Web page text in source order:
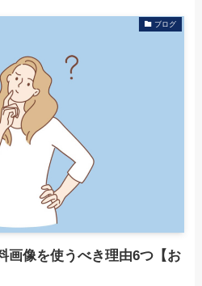
ブログ
画像を使うべき理由6つ【お